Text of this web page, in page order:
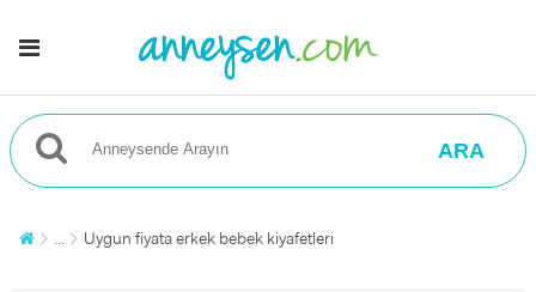
ARA
... Uygun fiyata erkek bebek kiyafetleri